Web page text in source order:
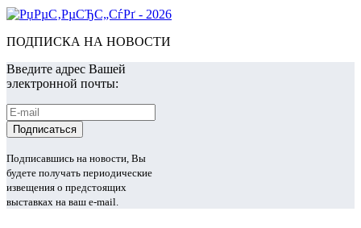
ПОДПИСКА НА НОВОСТИ
Введите адрес Вашей
электронной почты:
Подписавшись на новости, Вы
будете получать периодические
извещения о предстоящих
выставках на ваш e-mail.